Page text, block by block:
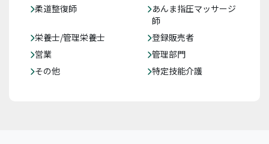
柔道整復師
あんま指圧マッサージ
師
栄養士/管理栄養士
登録販売者
営業
管理部門
その他
特定技能介護